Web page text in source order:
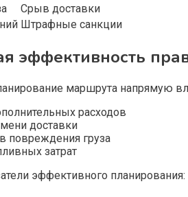
Срыв доставки
Штрафные санкции
эффективность
маршрута напрямую
расходов
доставки
повреждения груза
затрат
эффективного планирования: